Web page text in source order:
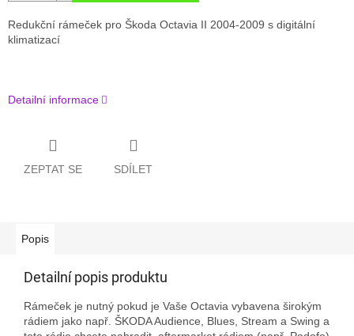
Redukční rámeček pro Škoda Octavia II 2004-2009 s digitální
klimatizací
Detailní informace
ZEPTAT SE SDÍLET
Popis
Detailní popis produktu
Rámeček je nutný pokud je Vaše Octavia vybavena širokým
rádiem jako např. ŠKODA Audience, Blues, Stream a Swing a